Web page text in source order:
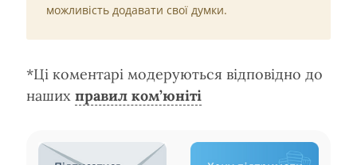
можливість додавати свої думки.
*Ці коментарі модеруються відповідно до
наших правил ком’юніті